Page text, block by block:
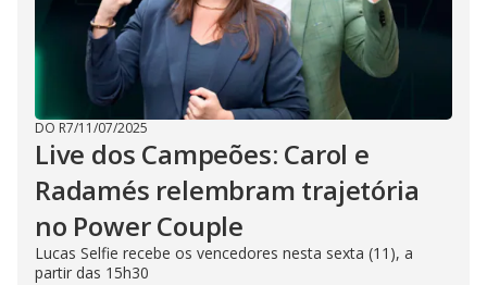
DO R7/11/07/2025
Live dos Campeões: Carol e
Radamés relembram trajetória
no Power Couple
Lucas Selfie recebe os vencedores nesta sexta (11), a
partir das 15h30